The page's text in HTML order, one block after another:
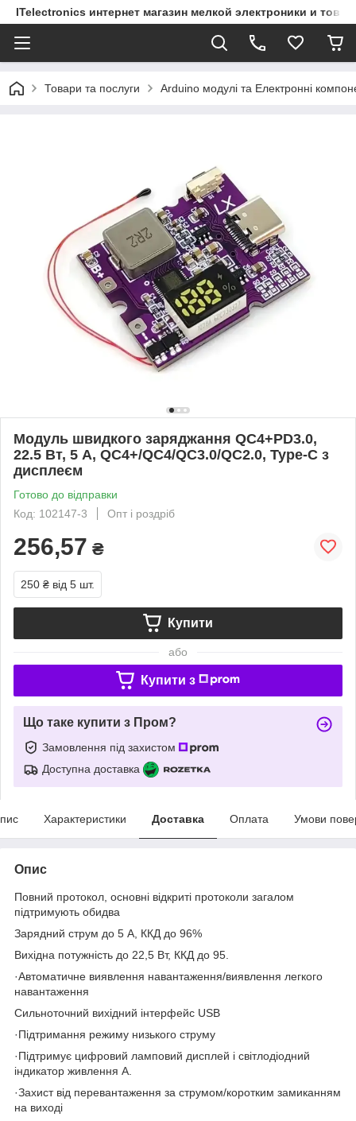
ITelectronics интернет магазин мелкой электроники и
Товари та послуги Arduino модулі та Електронні
Модуль швидкого заряджання QC4+PD3.0,
22.5 Вт, 5 А, QC4+/QC4/QC3.0/QC2.0, Type-C з
дисплеєм
Готово до відправки
Код: 102147-3
Опт і роздріб
256,57 ₴
250 ₴ від 5 шт.
Купити
або
Купити з
Що таке купити з Пром?
Замовлення під захистом
Доступна доставка
Характеристики Доставка Оплата Умови
Опис
Повний протокол, основні відкриті протоколи загалом
підтримують обидва
Зарядний струм до 5 А, ККД до 96%
Вихідна потужність до 22,5 Вт, ККД до 95.
·Автоматичне виявлення навантаження/виявлення легкого
навантаження
Сильноточний вихідний інтерфейс USB
·Підтримання режиму низького струму
·Підтримує цифровий ламповий дисплей і світлодіодний
індикатор живлення A.
·Захист від перевантаження за струмом/коротким замиканням
на виході